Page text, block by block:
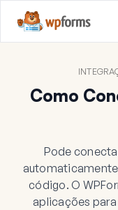
Como
Pode
código. O
aplicações